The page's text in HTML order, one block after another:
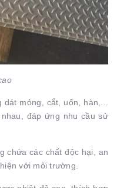
dát mỏng, cắt, uốn, hàn,...
đáp ứng nhu cầu sử
chứa các chất độc hại, an
với môi trường.